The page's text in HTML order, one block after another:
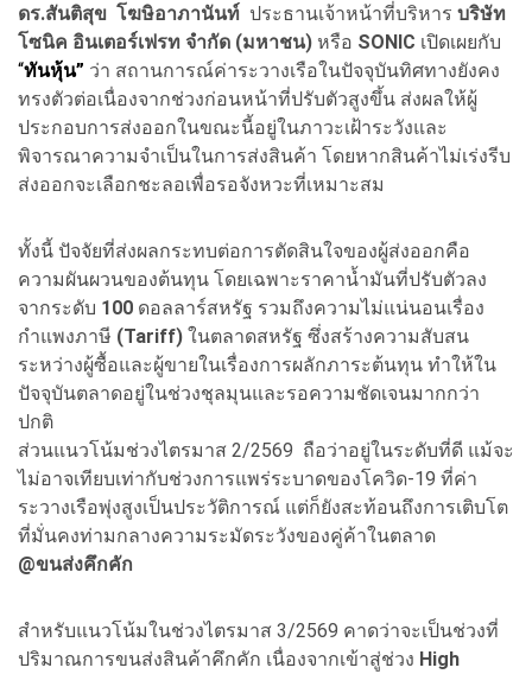
ดร.สันติสุข โฆษิอาภานันท์ ประธานเจ้าหน้าที่บริหาร บริษัท
โซนิค อินเตอร์เฟรท จำกัด (มหาชน) หรือ SONIC เปิดเผยกับ
“ทันหุ้น” ว่า สถานการณ์ค่าระวางเรือในปัจจุบันทิศทางยังคง
ทรงตัวต่อเนื่องจากช่วงก่อนหน้าที่ปรับตัวสูงขึ้น ส่งผลให้ผู้
ประกอบการส่งออกในขณะนี้อยู่ในภาวะเฝ้าระวังและ
พิจารณาความจำเป็นในการส่งสินค้า โดยหากสินค้าไม่เร่งรีบ
ส่งออกจะเลือกชะลอเพื่อรอจังหวะที่เหมาะสม
ทั้งนี้ ปัจจัยที่ส่งผลกระทบต่อการตัดสินใจของผู้ส่งออกคือ
ความผันผวนของต้นทุน โดยเฉพาะราคาน้ำมันที่ปรับตัวลง
จากระดับ 100 ดอลลาร์สหรัฐ รวมถึงความไม่แน่นอนเรื่อง
กำแพงภาษี (Tariff) ในตลาดสหรัฐ ซึ่งสร้างความสับสน
ระหว่างผู้ซื้อและผู้ขายในเรื่องการผลักภาระต้นทุน ทำให้ใน
ปัจจุบันตลาดอยู่ในช่วงชุลมุนและรอความชัดเจนมากกว่า
ปกติ
ส่วนแนวโน้มช่วงไตรมาส 2/2569 ถือว่าอยู่ในระดับที่ดี แม้จะ
ไม่อาจเทียบเท่ากับช่วงการแพร่ระบาดของโควิด-19 ที่ค่า
ระวางเรือพุ่งสูงเป็นประวัติการณ์ แต่ก็ยังสะท้อนถึงการเติบโต
ที่มั่นคงท่ามกลางความระมัดระวังของคู่ค้าในตลาด
@ขนส่งคึกคัก
สำหรับแนวโน้มในช่วงไตรมาส 3/2569 คาดว่าจะเป็นช่วงที่
ปริมาณการขนส่งสินค้าคึกคัก เนื่องจากเข้าสู่ช่วง High